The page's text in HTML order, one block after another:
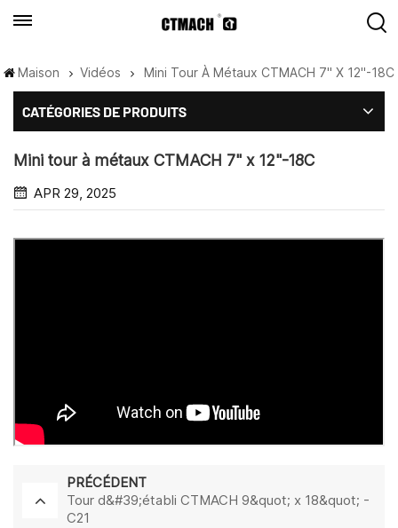
Maison Vidéos Mini Tour À Métaux CTMACH 7" X 12"-18C
CATÉGORIES DE PRODUITS
Mini tour à métaux CTMACH 7" x 12"-18C
APR 29, 2025
PRÉCÉDENT
Tour d&#39;établi CTMACH 9&quot; x 18&quot; -
C21